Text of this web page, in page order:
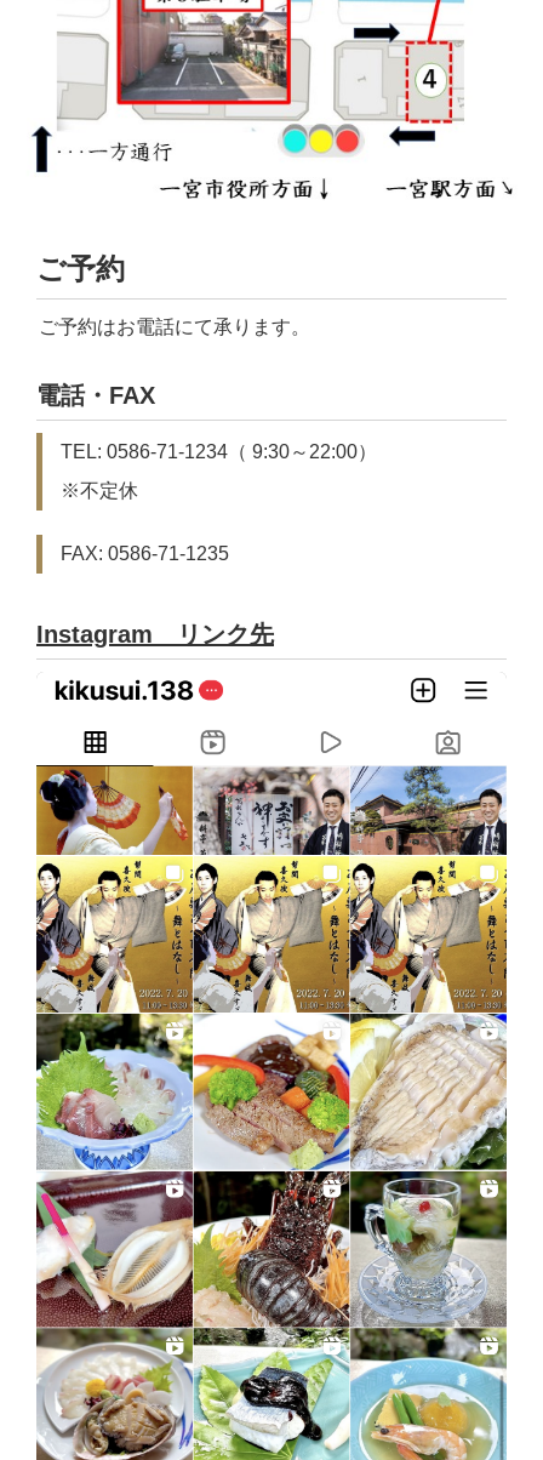
ご予約
ご予約はお電話にて承ります。
電話・FAX
TEL: 0586-71-1234（ 9:30～22:00）
※不定休
FAX: 0586-71-1235
Instagram リンク先